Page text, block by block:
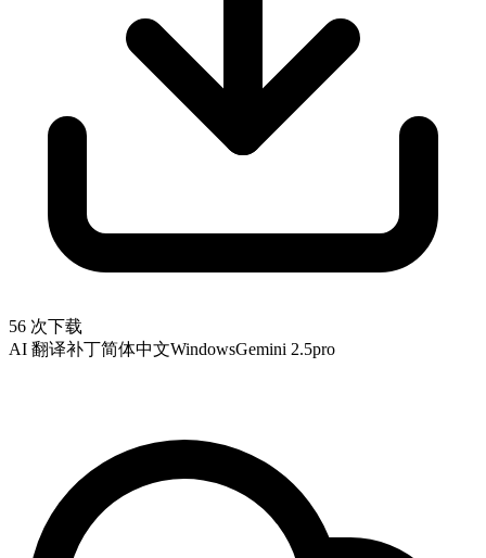
56 次下载
AI 翻译补丁简体中文WindowsGemini 2.5pro